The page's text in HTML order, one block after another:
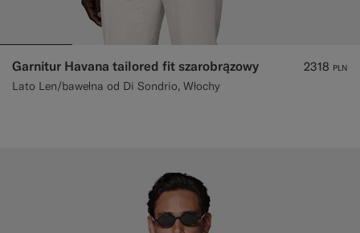
Garnitur Havana tailored fit szarobrązowy
Lato Len/bawełna od Di Sondrio, Włochy
2318 PLN